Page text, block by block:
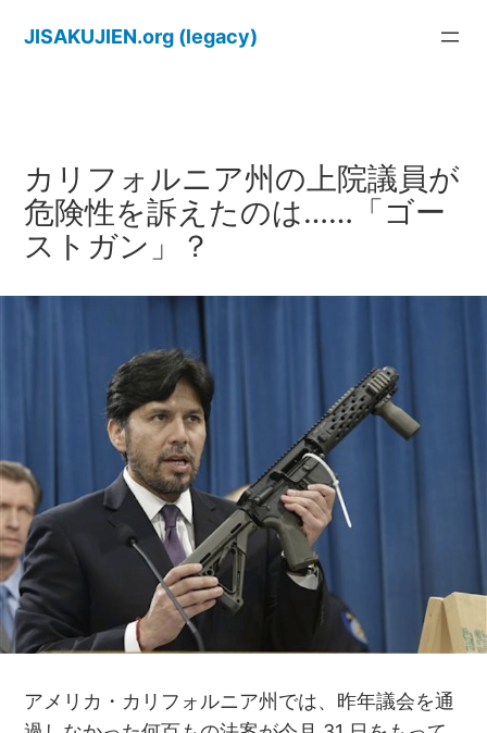
JISAKUJIEN.org (legacy)
カリフォルニア州の上院議員が
危険性を訴えたのは……「ゴー
ストガン」？
アメリカ・カリフォルニア州では、昨年議会を通